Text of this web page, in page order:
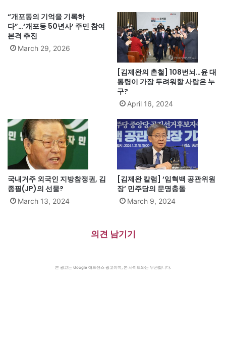
“개포동의 기억을 기록하
다”…‘개포동 50년사’ 주민 참여
본격 추진
March 29, 2026
[김제완의 촌철] 108번뇌…윤 대
통령이 가장 두려워할 사람은 누
구?
April 16, 2024
국내거주 외국인 지방참정권, 김
종필(JP)의 선물?
March 13, 2024
[김제완 칼럼] ‘임혁백 공관위원
장’ 민주당의 문명충돌
March 9, 2024
의견 남기기
본 광고는 Google 애드센스 광고이며, 본 사이트와는 무관합니다.